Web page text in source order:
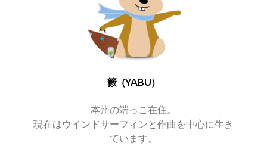
籔（YABU）
本州の端っこ在住。
現在はウインドサーフィンと作曲を中心に生き
ています。